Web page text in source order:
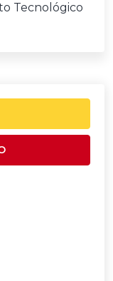
Tecnológico